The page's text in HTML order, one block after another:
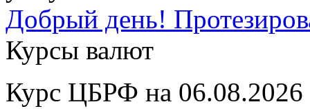
Добрый день!
Курсы валют
Курс ЦБРФ на 06.08.2026